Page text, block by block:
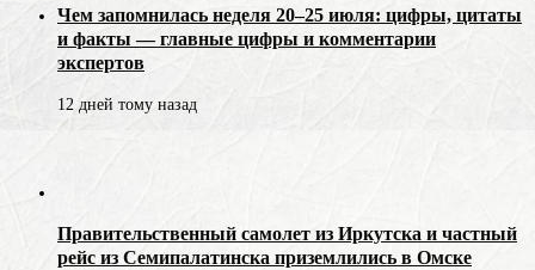
Чем запомнилась неделя 20–25 июля: цифры, цитаты
и факты — главные цифры и комментарии
экспертов
12 дней тому назад
Правительственный самолет из Иркутска и частный
рейс из Семипалатинска приземлились в Омске